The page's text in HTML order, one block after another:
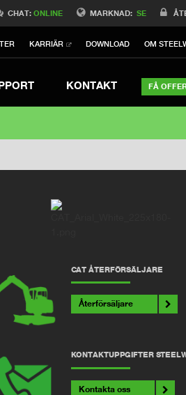
MARKNAD: SE
CHAT:ONLINE
KARRIÄR DOWNLOAD OM
KONTAKT FÅ
CAT ÅTERFÖRSÄLJARE
Återförsäljare
KONTAKTUPPGIFTER
Kontakta oss